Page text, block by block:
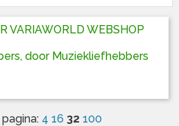
VARIAWORLD WEBSHOP
door Muziekliefhebbers
4 16 32 100